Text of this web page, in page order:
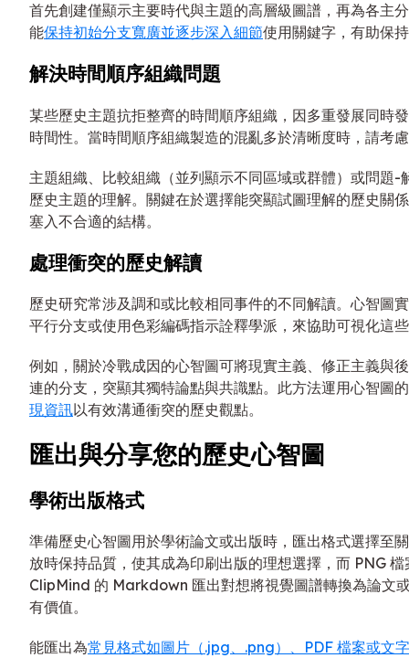
首先創建僅顯示主要時代與主題的高層級圖譜，再為各主
能保持初始分支寬廣並逐步深入細節使用關鍵字，有助保
解決時間順序組織問題
某些歷史主題抗拒整齊的時間順序組織，因多重發展同時
時間性。當時間順序組織製造的混亂多於清晰度時，請考
主題組織、比較組織（並列顯示不同區域或群體）或問題-
歷史主題的理解。關鍵在於選擇能突顯試圖理解的歷史關
塞入不合適的結構。
處理衝突的歷史解讀
歷史研究常涉及調和或比較相同事件的不同解讀。心智圖
平行分支或使用色彩編碼指示詮釋學派，來協助可視化這
例如，關於冷戰成因的心智圖可將現實主義、修正主義與
連的分支，突顯其獨特論點與共識點。此方法運用心智圖
現資訊以有效溝通衝突的歷史觀點。
匯出與分享您的歷史心智圖
學術出版格式
準備歷史心智圖用於學術論文或出版時，匯出格式選擇至
放時保持品質，使其成為印刷出版的理想選擇，而 PNG
ClipMind 的 Markdown 匯出對想將視覺圖譜轉換為論文
有價值。
能匯出為常見格式如圖片（.jpg、.png）、PDF 檔案或文